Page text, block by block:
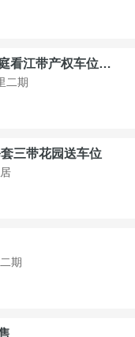
峰景里套四双卫临中庭看江带产权车位诚售
二期
三带花园送车位
期